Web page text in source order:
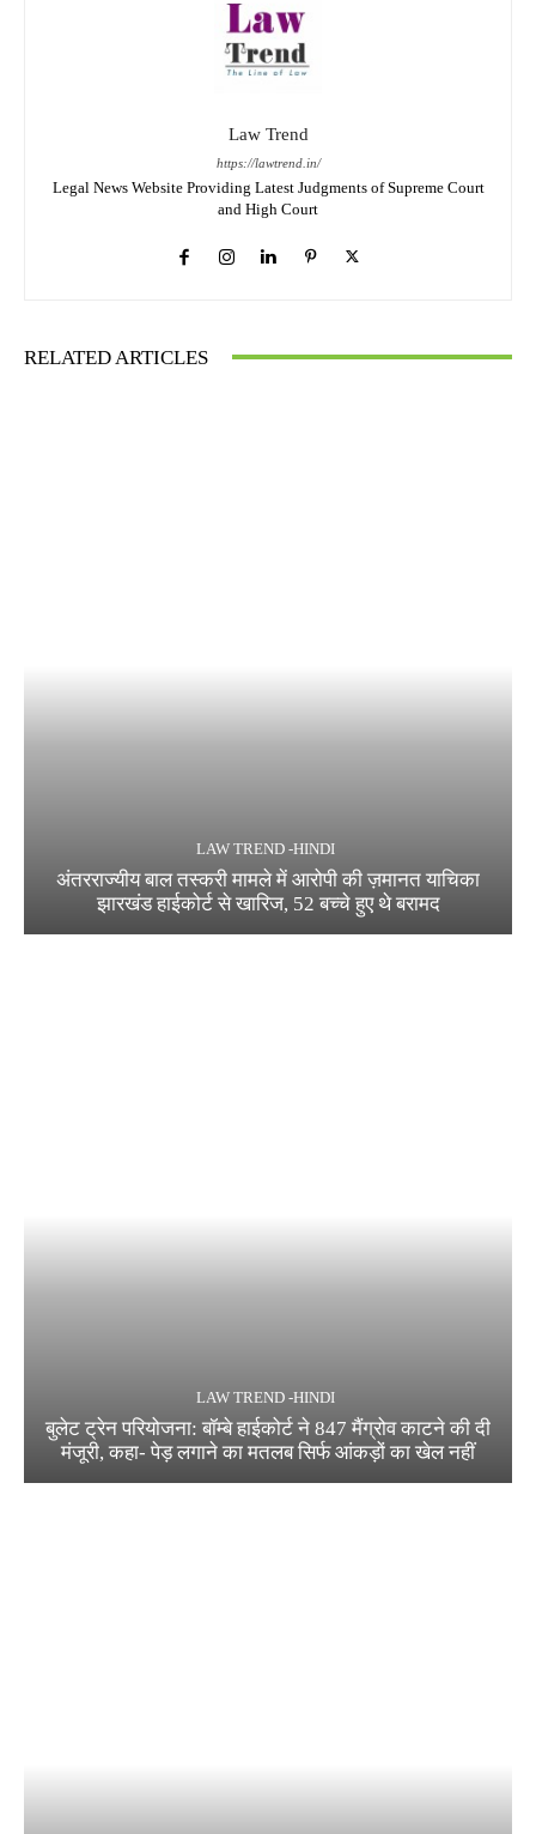
Law Trend
https://lawtrend.in/
Legal News Website Providing Latest Judgments of Supreme Court
and High Court
RELATED ARTICLES
LAW TREND -HINDI
अंतरराज्यीय बाल तस्करी मामले में आरोपी की ज़मानत याचिका
झारखंड हाईकोर्ट से खारिज, 52 बच्चे हुए थे बरामद
LAW TREND -HINDI
बुलेट ट्रेन परियोजना: बॉम्बे हाईकोर्ट ने 847 मैंग्रोव काटने की दी
मंजूरी, कहा- पेड़ लगाने का मतलब सिर्फ आंकड़ों का खेल नहीं